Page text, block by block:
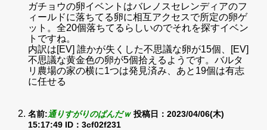
ガチョウの卵イベントはバレノスセレンディアのフ
ィールドに落ちてる卵に相互アクセスで所定の卵ゲ
ット。全20個落ちてるらしいのでそれを探すイベン
トですね。
内訳は[EV] 誰かが失くした不思議な卵が15個、[EV]
不思議な黄金色の卵が5個拾えるようです。バルタ
リ農場の家の横に1つは発見済み、あと19個は有志
に任せる
名前:通りすがりのぱんだｗ 投稿日：2023/04/06(木)
15:17:49 ID：3cf02f231